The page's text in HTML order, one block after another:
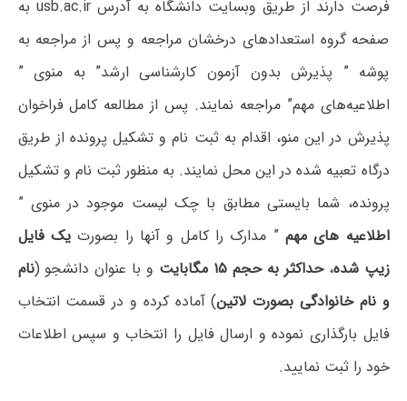
فرصت دارند از طریق وبسایت دانشگاه به آدرس usb.ac.ir به
صفحه گروه استعدادهای درخشان مراجعه و پس از مراجعه به
پوشه ” پذیرش بدون آزمون کارشناسی ارشد” به منوی ”
اطلاعیه‌های مهم” مراجعه نمایند. پس از مطالعه کامل فراخوان
پذیرش در این منو، اقدام به ثبت نام و تشکیل پرونده از طریق
درگاه تعبیه شده در این محل نمایند. به منظور ثبت نام و تشکیل
پرونده، شما بایستی مطابق با چک لیست موجود در منوی ”
اطلاعیه های مهم ” مدارک را کامل و آنها را بصورتیک فایل
زیپ شده،حداکثر به حجم ۱۵ مگابایت و با عنوان دانشجو (نام
و نام خانوادگی بصورت لاتین) آماده کرده و در قسمت انتخاب
فایل بارگذاری نموده و ارسال فایل را انتخاب و سپس اطلاعات
خود را ثبت نمایید.